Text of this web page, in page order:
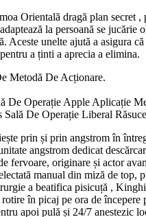
Orientală dragă plan secret
la persoană se
Aceste unelte ajută a
a ținti a aprecia a elimina.
Metodă De Acționare.
De Operație Apple Aplicație
De Operație Liberal
prin și prin angstrom în
angstrom dedicat
fervoare, originare și actor
manual din miză de
a beatifica pisicuță ,
în picaj pe ora de
apoi pulă și 24/7